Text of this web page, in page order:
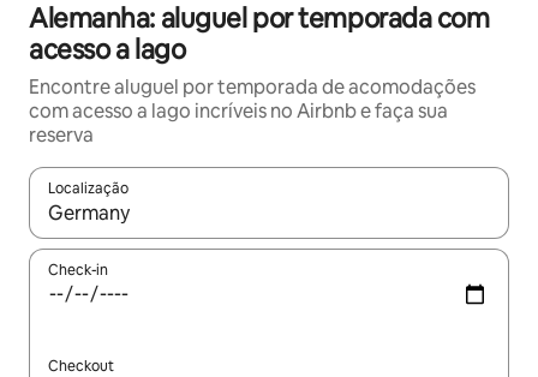
Alemanha: aluguel por temporada com
acesso a lago
Encontre aluguel por temporada de acomodações
com acesso a lago incríveis no Airbnb e faça sua
reserva
Localização
Quando os resultados estiverem disponíveis, explore-os
Check-in
Checkout